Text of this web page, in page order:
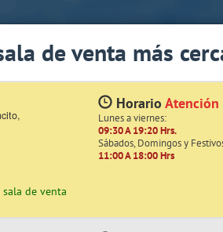
nosotros Contacto | Reclamos
de venta más
de venta
Horario Atención
Lunes a viernes:
09:30 A 19:20 Hrs.
Sábados, Domingos y
11:00 A 18:00 Hrs